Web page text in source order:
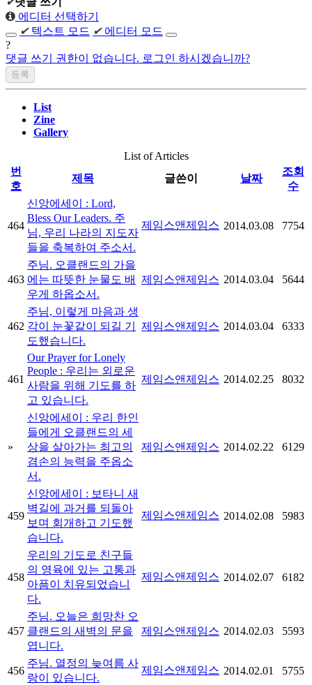
에디터 선택하기
✔ 텍스트 모드 ✔ 에디터 모드
?
댓글 쓰기 권한이 없습니다. 로그인 하시겠습니까?
List
Zine
Gallery
List of Articles
번
호
제목 글쓴이 날짜
조회
수
464
신앙에세이 : Lord,
Bless Our Leaders. 주
님, 우리 나라의 지도자
들을 축복하여 주소서.
제임스앤제임스 2014.03.08 7754
463
주님. 오클랜드의 가을
에는 따뜻한 눈물도 배
우게 하옵소서.
제임스앤제임스 2014.03.04 5644
462
주님, 이렇게 마음과 생
각이 눈꽃같이 되길 기
도했습니다.
제임스앤제임스 2014.03.04 6333
461
Our Prayer for Lonely
People : 우리는 외로운
사람을 위해 기도를 하
고 있습니다.
제임스앤제임스 2014.02.25 8032
»
신앙에세이 : 우리 한인
들에게 오클랜드의 세
상을 살아가는 최고의
겸손의 능력을 주옵소
서.
제임스앤제임스 2014.02.22 6129
459
신앙에세이 : 보타니 새
벽길에 과거를 되돌아
보며 회개하고 기도했
습니다.
제임스앤제임스 2014.02.08 5983
458
우리의 기도로 친구들
의 영육에 있는 고통과
아픔이 치유되었습니
다.
제임스앤제임스 2014.02.07 6182
457
주님. 오늘은 희망찬 오
클랜드의 새벽의 문을
엽니다.
제임스앤제임스 2014.02.03 5593
456
주님. 열정의 늦여름 사
랑이 있습니다.
제임스앤제임스 2014.02.01 5755